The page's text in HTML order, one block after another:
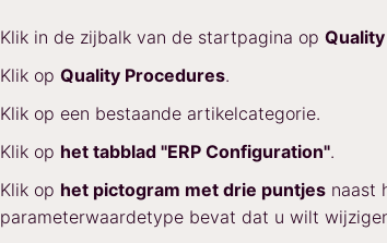
Klik in de zijbalk van de startpagina op
Klik op Quality Procedures.
Klik op een bestaande artikelcategorie.
Klik op het tabblad "ERP Configuration".
Klik op het pictogram met drie puntjes naast
parameterwaardetype bevat dat u wilt